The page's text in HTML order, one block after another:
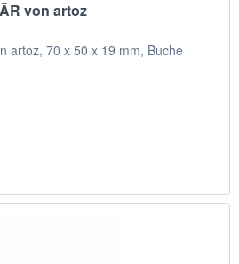
von artoz
artoz, 70 x 50 x 19 mm, Buche